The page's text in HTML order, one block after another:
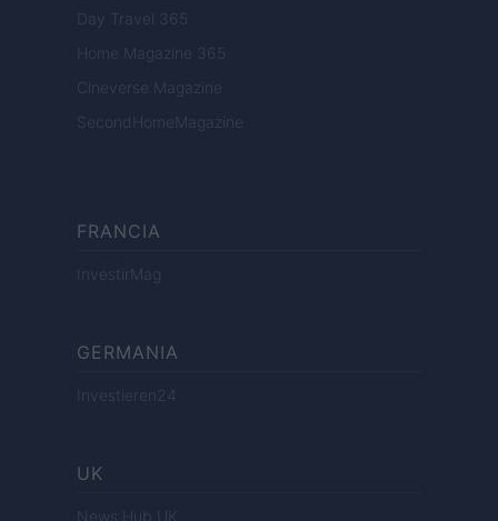
Day Travel 365
Home Magazine 365
Cineverse Magazine
SecondHomeMagazine
FRANCIA
InvestirMag
GERMANIA
Investieren24
UK
News Hub UK